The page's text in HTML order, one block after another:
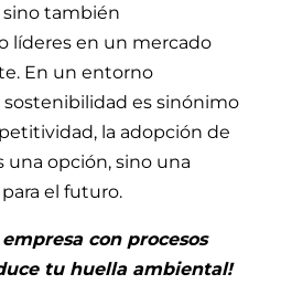
también
líderes en un mercado
En un entorno
es sinónimo
la adopción de
una opción, sino una
el futuro.
con procesos
tu huella ambiental!